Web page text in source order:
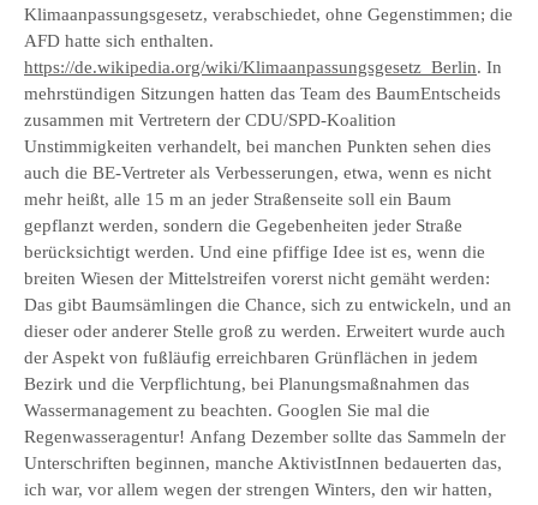
Klimaanpassungsgesetz, verabschiedet, ohne Gegenstimmen; die
AFD hatte sich enthalten.
https://de.wikipedia.org/wiki/Klimaanpassungsgesetz_Berlin. In
mehrstündigen Sitzungen hatten das Team des BaumEntscheids
zusammen mit Vertretern der CDU/SPD-Koalition
Unstimmigkeiten verhandelt, bei manchen Punkten sehen dies
auch die BE-Vertreter als Verbesserungen, etwa, wenn es nicht
mehr heißt, alle 15 m an jeder Straßenseite soll ein Baum
gepflanzt werden, sondern die Gegebenheiten jeder Straße
berücksichtigt werden. Und eine pfiffige Idee ist es, wenn die
breiten Wiesen der Mittelstreifen vorerst nicht gemäht werden:
Das gibt Baumsämlingen die Chance, sich zu entwickeln, und an
dieser oder anderer Stelle groß zu werden. Erweitert wurde auch
der Aspekt von fußläufig erreichbaren Grünflächen in jedem
Bezirk und die Verpflichtung, bei Planungsmaßnahmen das
Wassermanagement zu beachten. Googlen Sie mal die
Regenwasseragentur! Anfang Dezember sollte das Sammeln der
Unterschriften beginnen, manche AktivistInnen bedauerten das,
ich war, vor allem wegen der strengen Winters, den wir hatten,